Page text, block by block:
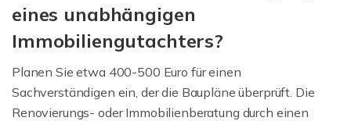
eines unabhängigen
Immobiliengutachters?
Planen Sie etwa 400-500 Euro für einen
Sachverständigen ein, der die Baupläne überprüft. Die
Renovierungs- oder Immobilienberatung durch einen